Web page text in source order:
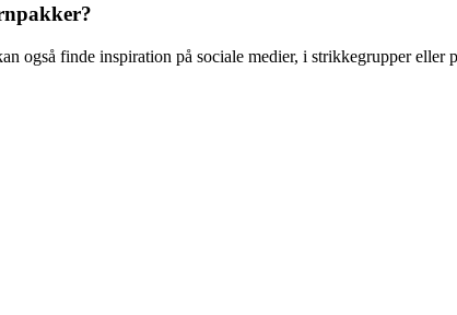
også finde inspiration på sociale medier, i strikkegrupper eller